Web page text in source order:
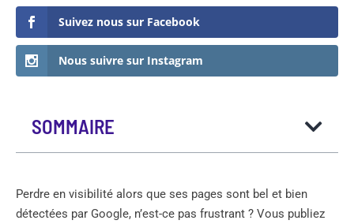
Suivez nous sur Facebook
Nous suivre sur Instagram
SOMMAIRE
Perdre en visibilité alors que ses pages sont bel et bien
détectées par Google, n’est-ce pas frustrant ? Vous publiez